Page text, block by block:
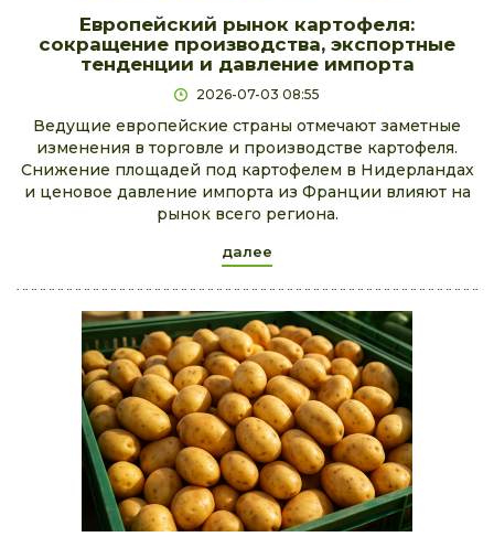
Европейский рынок картофеля:
сокращение производства, экспортные
тенденции и давление импорта
2026-07-03 08:55
Ведущие европейские страны отмечают заметные
изменения в торговле и производстве картофеля.
Снижение площадей под картофелем в Нидерландах
и ценовое давление импорта из Франции влияют на
рынок всего региона.
далее